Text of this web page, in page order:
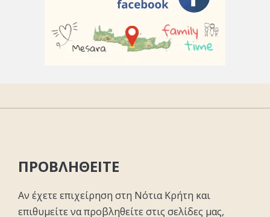
ΠΡΟΒΛΗΘΕΙΤΕ
Αν έχετε επιχείρηση στη Νότια Κρήτη και
επιθυμείτε να προβληθείτε στις σελίδες μας,